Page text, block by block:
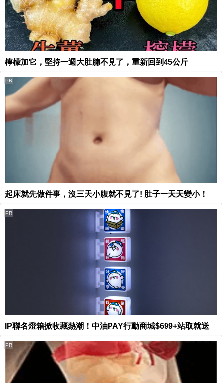
檸檬加它，堅持一週大肚腩不見了，重新回到45公斤
起床就先做件事，沒三天小腹就不見了! 肚子一天天變小！
PR
IP聯名燈箱掀收藏熱潮！中油PAY行動商城$699+站取就送
PR
PR